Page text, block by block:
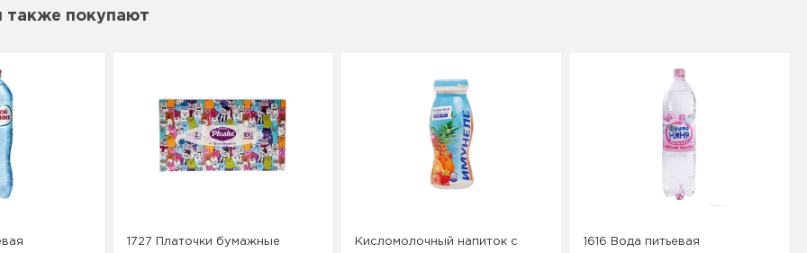
также покупают
1727 Платочки бумажные
Кисломолочный напиток с
1616 Вода питьевая